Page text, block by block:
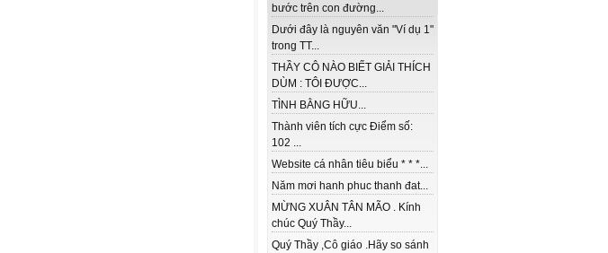
bước trên con đường...
Dưới đây là nguyên văn "Ví dụ 1"
trong TT...
THẦY CÔ NÀO BIẾT GIẢI THÍCH
DÙM : TÔI ĐƯỢC...
TÌNH BẰNG HỮU...
Thành viên tích cực Điểm số:
102 ...
Website cá nhân tiêu biểu * * *...
Năm mơi hanh phuc thanh đat...
MỪNG XUÂN TÂN MÃO . Kính
chúc Quý Thầy...
Quý Thầy ,Cô giáo .Hãy so sánh